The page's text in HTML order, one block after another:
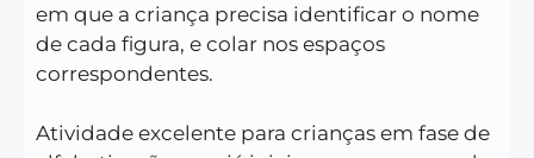
em que a criança precisa identificar o nome
de cada figura, e colar nos espaços
correspondentes.
Atividade excelente para crianças em fase de